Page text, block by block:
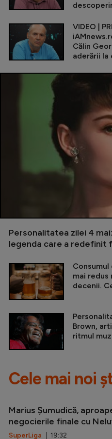
VIDEO |
Călin
aderării la
Personalitatea zilei 4
legenda care a redefinit
Consumul
mai redus
decenii.
Brown,
ritmul
Cele mai noi
Marius Șumudică,
negocierile finale cu
SuperLiga | 19:32